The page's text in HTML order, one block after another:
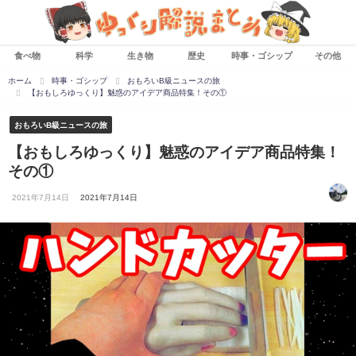
食べ物 科学 生き物 歴史 時事・ゴシップ その他
ホーム 時事・ゴシップ
おもろいB級ニュースの旅
【おもしろゆっくり】魅惑のアイデア商品特集！その①
おもろいB級ニュースの旅
【おもしろゆっくり】魅惑のアイデア商品特集！
その①
2021年7月14日 2021年7月14日